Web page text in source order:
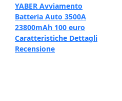
YABER Avviamento
Batteria Auto 3500A
23800mAh 100 euro
Caratteristiche Dettagli
Recensione